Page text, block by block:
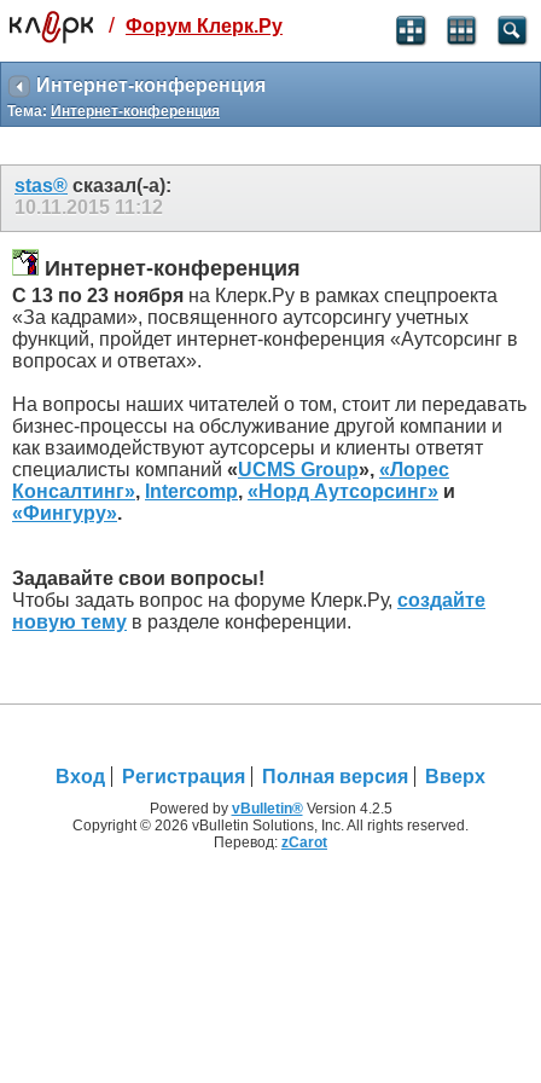
Святые угодники, Клерк без рекламы
прекрасен:)
месяц
3 месяца
259 ₽
-10%
499 ₽
-15%
Отмена Оплатить
/ Форум Клерк.Ру
Интернет-конференция
Тема: Интернет-конференция
stas® сказал(-а):
10.11.2015 11:12
Интернет-конференция
С 13 по 23 ноября на Клерк.Ру в рамках спецпроекта
«За кадрами», посвященного аутсорсингу учетных
функций, пройдет интернет-конференция «Аутсорсинг в
вопросах и ответах».
На вопросы наших читателей о том, стоит ли передавать
бизнес-процессы на обслуживание другой компании и
как взаимодействуют аутсорсеры и клиенты ответят
специалисты компаний «UCMS Group», «Лорес
Консалтинг», Intercomp, «Норд Аутсорсинг» и
«Фингуру».
Задавайте свои вопросы!
Чтобы задать вопрос на форуме Клерк.Ру, создайте
новую тему в разделе конференции.
Вход Регистрация Полная версия Вверх
Powered by vBulletin®Version 4.2.5
Copyright © 2026 vBulletin Solutions, Inc. All rights reserved.
Перевод: zCarot